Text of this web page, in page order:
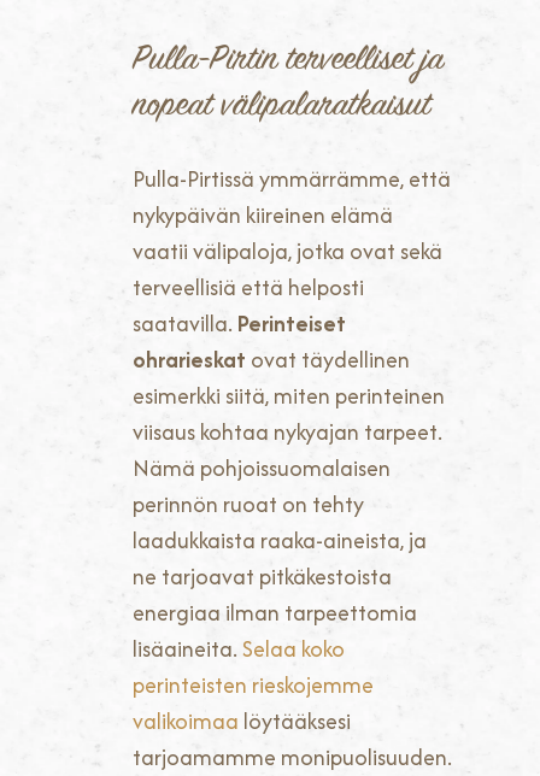
Pulla-Pirtin terveelliset ja
nopeat välipalarat­kaisut
Pulla-Pirtissä ymmärrämme, että
nykypäivän kiireinen elämä
vaatii välipaloja, jotka ovat sekä
terveellisiä että helposti
saatavilla. Perinteiset
ohrarieskat ovat täydellinen
esimerkki siitä, miten perinteinen
viisaus kohtaa nykyajan tarpeet.
Nämä pohjoissuomalaisen
perinnön ruoat on tehty
laadukkaista raaka-aineista, ja
ne tarjoavat pitkäkestoista
energiaa ilman tarpeettomia
lisäaineita.Selaa koko
perinteisten rieskojemme
valikoimaa löytääksesi
tarjoamamme monipuolisuuden.